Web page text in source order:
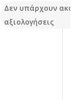
Δεν υπάρχουν
αξιολογήσεις